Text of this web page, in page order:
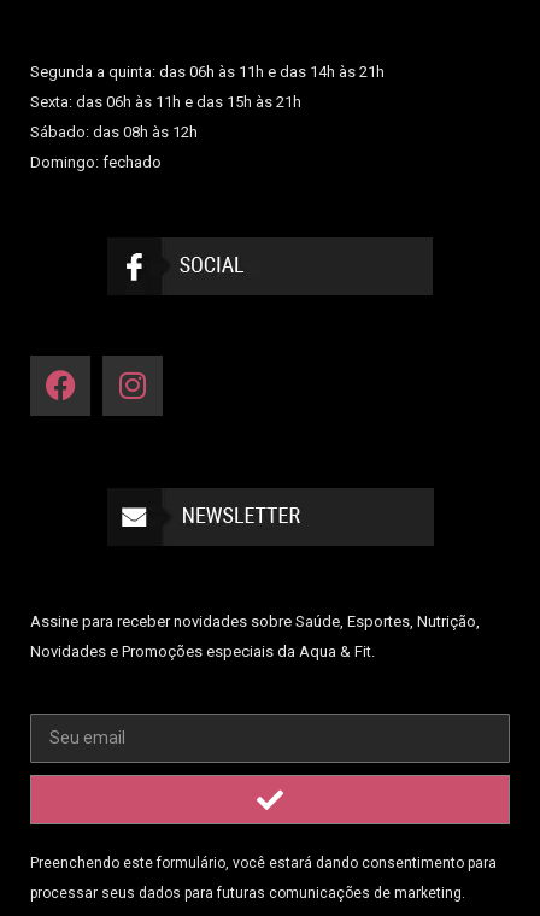
Segunda a quinta: das 06h às 11h e das 14h às 21h
Sexta: das 06h às 11h e das 15h às 21h
Sábado: das 08h às 12h
Domingo: fechado
Assine para receber novidades sobre Saúde, Esportes, Nutrição,
Novidades e Promoções especiais da Aqua & Fit.
Preenchendo este formulário, você estará dando consentimento para
processar seus dados para futuras comunicações de marketing.